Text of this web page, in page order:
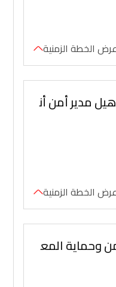
عرض الخطة الزمنية
مدير أمن أن
عرض الخطة الزمنية
وحماية المع